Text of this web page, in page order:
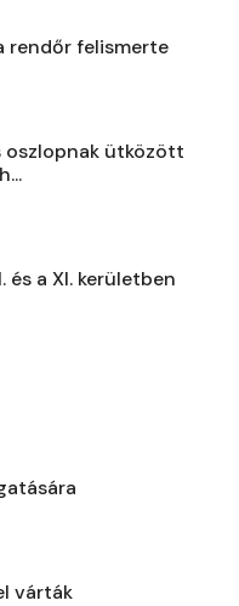
rendőr felismerte
oszlopnak ütközött
és a XI. kerületben
várták